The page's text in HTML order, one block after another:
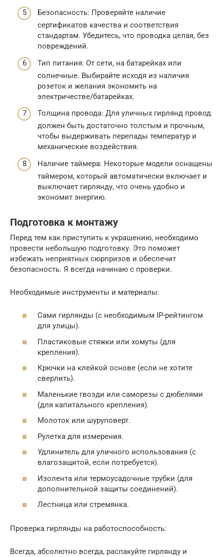
Безопасность: Проверяйте наличие
сертификатов качества и соответствия
стандартам. Убедитесь, что проводка целая, без
повреждений.
Тип питания: От сети, на батарейках или
солнечные. Выбирайте исходя из наличия
розеток и желания экономить на
электричестве/батарейках.
Толщина провода: Для уличных гирлянд провод
должен быть достаточно толстым и прочным,
чтобы выдерживать перепады температур и
механические воздействия.
Наличие таймера: Некоторые модели оснащены
таймером, который автоматически включает и
выключает гирлянду, что очень удобно и
экономит энергию.
Подготовка к монтажу
Перед тем как приступить к украшению, необходимо
провести небольшую подготовку. Это поможет
избежать неприятных сюрпризов и обеспечит
безопасность. Я всегда начинаю с проверки.
Необходимые инструменты и материалы:
Сами гирлянды (с необходимым IP-рейтингом
для улицы).
Пластиковые стяжки или хомуты (для
крепления).
Крючки на клейкой основе (если не хотите
сверлить).
Маленькие гвозди или саморезы с дюбелями
(для капитального крепления).
Молоток или шуруповерт.
Рулетка для измерения.
Удлинитель для уличного использования (с
влагозащитой, если потребуется).
Изолента или термоусадочные трубки (для
дополнительной защиты соединений).
Лестница или стремянка.
Проверка гирлянды на работоспособность:
Всегда, абсолютно всегда, распакуйте гирлянду и